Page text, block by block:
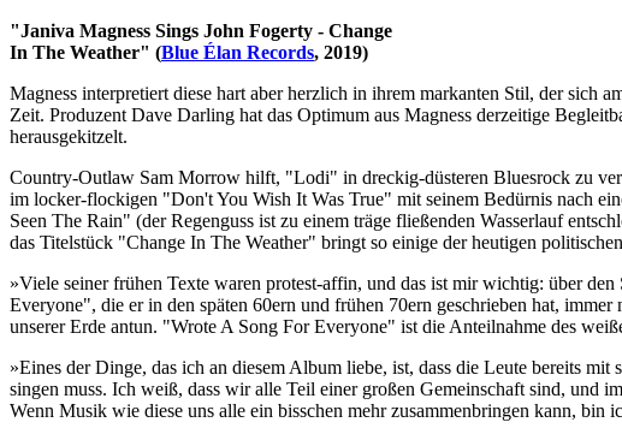
"Janiva Magness Sings John Fogerty - Change
In The Weather" (Blue Élan Records, 2019)
Magness interpretiert diese hart aber herzlich in ihrem markanten Stil, der sich
Zeit. Produzent Dave Darling hat das Optimum aus Magness derzeitige
herausgekitzelt.
Country-Outlaw Sam Morrow hilft, "Lodi" in dreckig-düsteren Bluesrock zu
im locker-flockigen "Don't You Wish It Was True" mit seinem Bedürnis nach
Seen The Rain" (der Regenguss ist zu einem träge fließenden Wasserlauf
das Titelstück "Change In The Weather" bringt so einige der heutigen
»Viele seiner frühen Texte waren protest-affin, und das ist mir wichtig: über
Everyone", die er in den späten 60ern und frühen 70ern geschrieben hat,
unserer Erde antun. "Wrote A Song For Everyone" ist die Anteilnahme des
»Eines der Dinge, das ich an diesem Album liebe, ist, dass die Leute bereits
singen muss. Ich weiß, dass wir alle Teil einer großen Gemeinschaft sind, und
Wenn Musik wie diese uns alle ein bisschen mehr zusammenbringen kann, bin